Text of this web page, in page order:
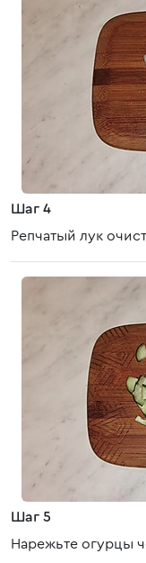
Шаг 4
Репчатый лук
Шаг 5
Нарежьте огурцы